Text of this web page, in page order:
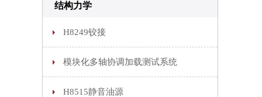
结构力学
H8249铰接
模块化多轴协调加载测试系统
H8515静音油源